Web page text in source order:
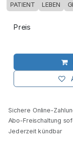
PATIENT LEBEN
Preis
Sichere Online-
Abo-Freischaltung
Jederzeit kündbar